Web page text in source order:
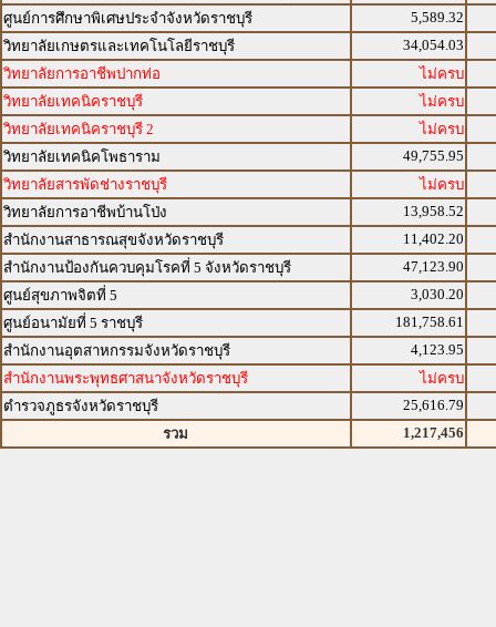
ศูนย์การศึกษาพิเศษประจำจังหวัดราชบุรี
5,589.32
วิทยาลัยเกษตรและเทคโนโลยีราชบุรี
34,054.03
วิทยาลัยการอาชีพปากท่อ
ไม่ครบ
วิทยาลัยเทคนิคราชบุรี
ไม่ครบ
วิทยาลัยเทคนิคราชบุรี 2
ไม่ครบ
วิทยาลัยเทคนิคโพธาราม
49,755.95
วิทยาลัยสารพัดช่างราชบุรี
ไม่ครบ
วิทยาลัยการอาชีพบ้านโป่ง
13,958.52
สำนักงานสาธารณสุขจังหวัดราชบุรี
11,402.20
สำนักงานป้องกันควบคุมโรคที่ 5 จังหวัดราชบุรี
47,123.90
ศูนย์สุขภาพจิตที่ 5
3,030.20
ศูนย์อนามัยที่ 5 ราชบุรี
181,758.61
สำนักงานอุตสาหกรรมจังหวัดราชบุรี
4,123.95
สำนักงานพระพุทธศาสนาจังหวัดราชบุรี
ไม่ครบ
ตำรวจภูธรจังหวัดราชบุรี
25,616.79
รวม
1,217,456